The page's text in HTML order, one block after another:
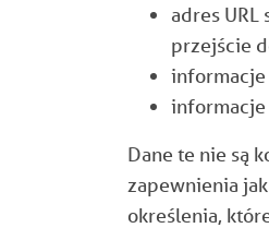
adres
przejście
informacje
informacje
Dane te nie są
zapewnienia
określenia,